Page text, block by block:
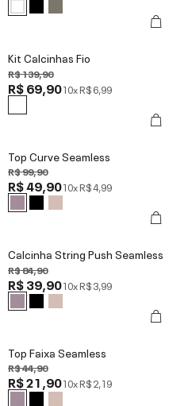
Kit Calcinhas Fio
R$ 139,90
R$ 69,9010xR$ 6,99
Top Curve Seamless
R$ 99,90
R$ 49,9010xR$ 4,99
Calcinha String Push Seamless
R$ 84,90
R$ 39,9010xR$ 3,99
Top Faixa Seamless
R$ 44,90
R$ 21,9010xR$ 2,19